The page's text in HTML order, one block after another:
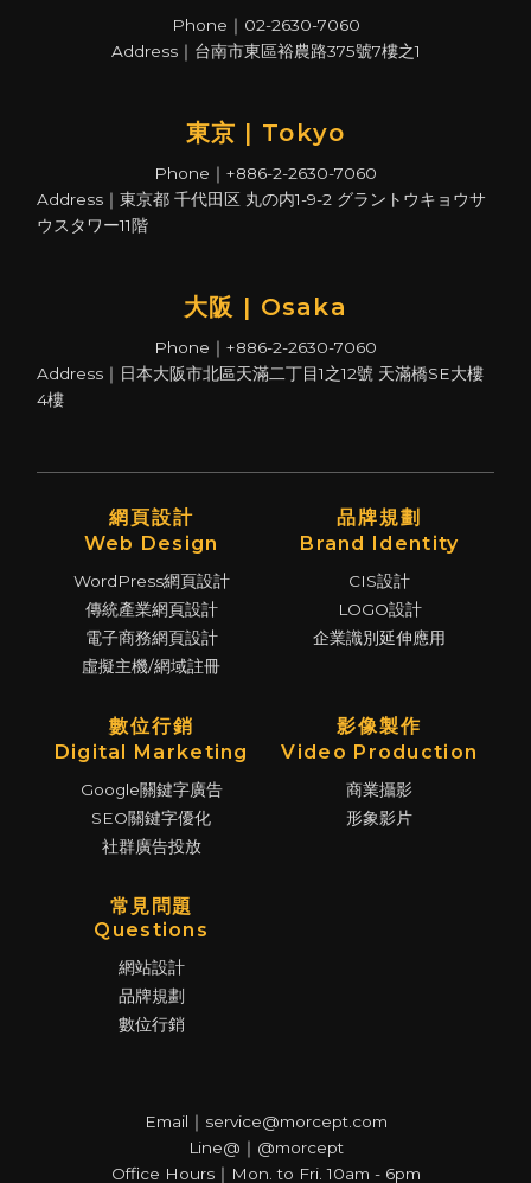
Phone｜02-2630-7060
Address｜台南市東區裕農路375號7樓之1
東京 | Tokyo
Phone｜+886-2-2630-7060
Address｜東京都 千代田区 丸の内1-9-2 グラントウキョウサ
ウスタワー11階
大阪 | Osaka
Phone｜+886-2-2630-7060
Address｜日本大阪市北區天滿二丁目1之12號 天滿橋SE大樓
4樓
網頁設計
Web Design
WordPress網頁設計
傳統產業網頁設計
電子商務網頁設計
虛擬主機/網域註冊
品牌規劃
Brand Identity
CIS設計
LOGO設計
企業識別延伸應用
數位行銷
Digital Marketing
Google關鍵字廣告
SEO關鍵字優化
社群廣告投放
影像製作
Video Production
商業攝影
形象影片
常見問題
Questions
網站設計
品牌規劃
數位行銷
Email｜service@morcept.com
Line@｜@morcept
Office Hours｜Mon. to Fri. 10am - 6pm